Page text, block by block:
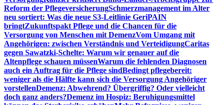
Reform der PflegeversicherungSchmerzmanagement im Alter
neu sortiert: Was die neue S3-Leitlinie GeriPAIN
bringtZukunftspakt Pflege und die Chancen für die
Versorgung von Menschen mit DemenzVom Umgang mit
Angehörigen: zwischen Verständnis und VerteidigungCaritas
gegen Sawatzki-Schelte: Warum wir genauer auf die
Altenpflege schauen müssenWarum die fehlenden Diagnosen
auch ein Auftrag für die Pflege sindBedingt pflegebereit:
weniger als die Hälfte kann sich die Versorgung Angehöriger
vorstellenDemenz: Abwehrend? Übergriffig? Oder vielleicht
doch ganz anders?Demenz im Hospiz: Beruhigungsmittel